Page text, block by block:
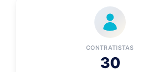
CONTRATISTAS
30